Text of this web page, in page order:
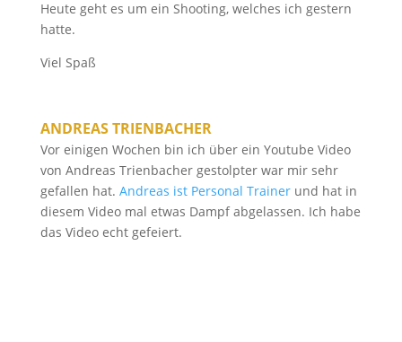
Heute geht es um ein Shooting, welches ich gestern
hatte.
Viel Spaß
ANDREAS TRIENBACHER
Vor einigen Wochen bin ich über ein Youtube Video
von Andreas Trienbacher gestolpter war mir sehr
gefallen hat. Andreas ist Personal Trainerund hat in
diesem Video mal etwas Dampf abgelassen. Ich habe
das Video echt gefeiert.